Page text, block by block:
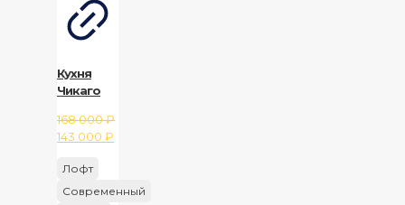
Кухня
Чикаго
168 000₽
Первоначальная
составляла
168
143 000 ₽
000 ₽.
Лофт
Современный